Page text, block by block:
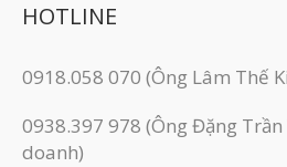
HOTLINE
0918.058 070 (Ông Lâm Thế
0938.397 978 (Ông Đặng Trần
doanh)